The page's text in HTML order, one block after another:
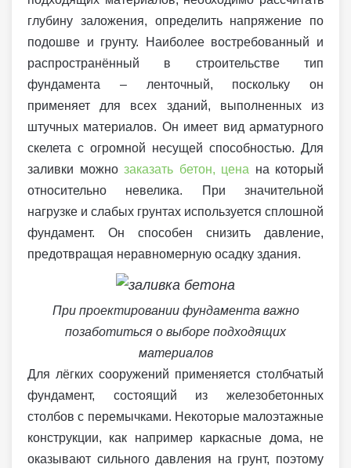
глубину заложения, определить напряжение по
подошве и грунту. Наиболее востребованный и
распространённый в строительстве тип
фундамента – ленточный, поскольку он
применяет для всех зданий, выполненных из
штучных материалов. Он имеет вид арматурного
скелета с огромной несущей способностью. Для
заливки можно заказать бетон, цена на который
относительно невелика. При значительной
нагрузке и слабых грунтах используется сплошной
фундамент. Он способен снизить давление,
предотвращая неравномерную осадку здания.
При проектировании фундамента важно
позаботиться о выборе подходящих
материалов
Для лёгких сооружений применяется столбчатый
фундамент, состоящий из железобетонных
столбов с перемычками. Некоторые малоэтажные
конструкции, как например каркасные дома, не
оказывают сильного давления на грунт, поэтому